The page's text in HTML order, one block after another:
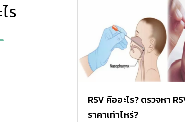
ร
RSV คืออะไร? ตรวจหา
ราคาเท่าไหร่?